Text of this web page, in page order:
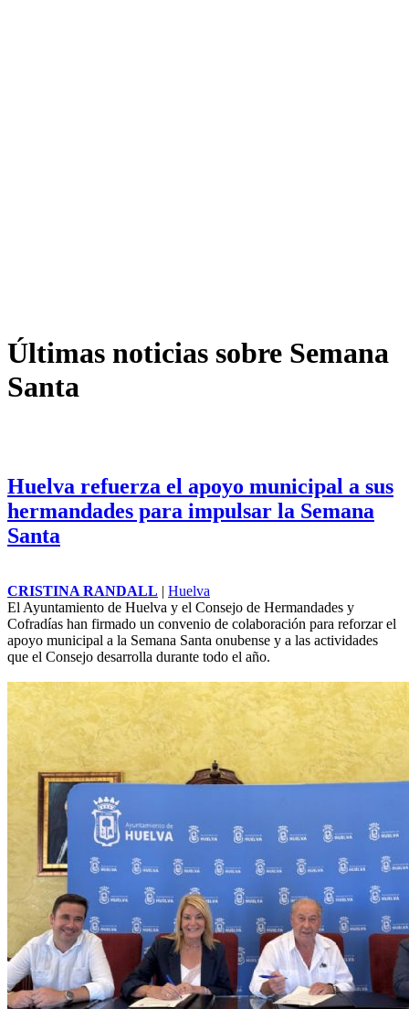
Últimas noticias sobre Semana
Santa
Huelva refuerza el apoyo municipal a sus
hermandades para impulsar la Semana
Santa
CRISTINA RANDALL | Huelva
El Ayuntamiento de Huelva y el Consejo de Hermandades y
Cofradías han firmado un convenio de colaboración para reforzar el
apoyo municipal a la Semana Santa onubense y a las actividades
que el Consejo desarrolla durante todo el año.